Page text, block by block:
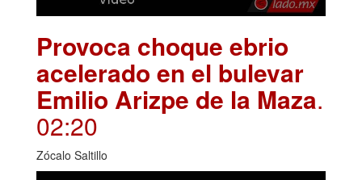
Provoca choque ebrio
acelerado en el bulevar
Emilio Arizpe de la Maza.
02:20
Zócalo Saltillo